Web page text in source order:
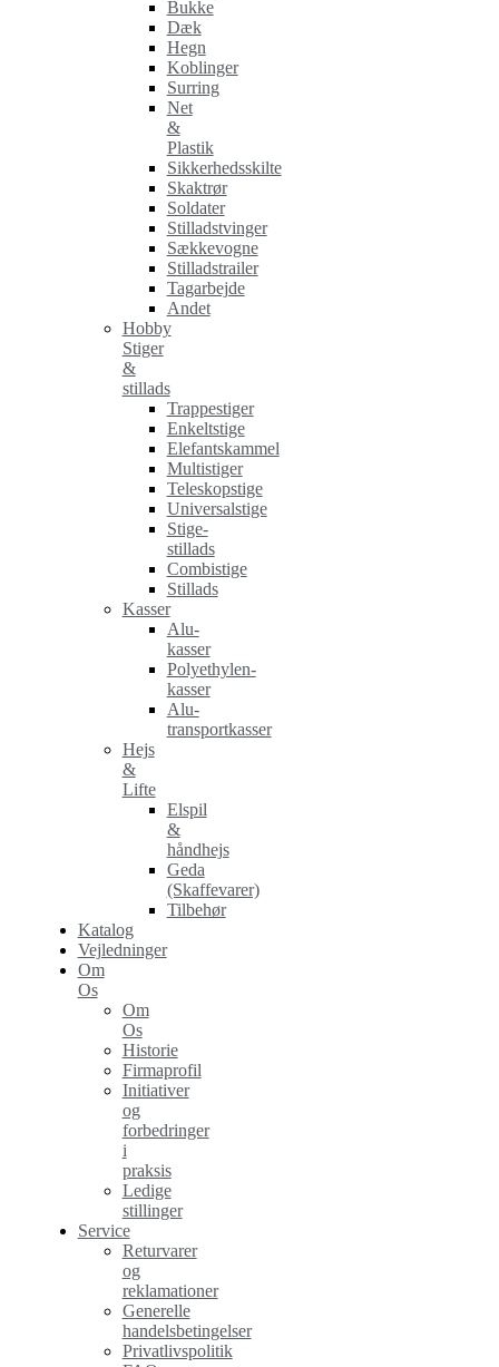
Bukke
Dæk
Hegn
Koblinger
Surring
Net
&
Plastik
Sikkerhedsskilte
Skaktrør
Soldater
Stilladstvinger
Sækkevogne
Stilladstrailer
Tagarbejde
Andet
Hobby
Stiger
&
stillads
Trappestiger
Enkeltstige
Elefantskammel
Multistiger
Teleskopstige
Universalstige
Stige-
stillads
Combistige
Stillads
Kasser
Alu-
kasser
Polyethylen-
kasser
Alu-
transportkasser
Hejs
&
Lifte
Elspil
&
håndhejs
Geda
(Skaffevarer)
Tilbehør
Katalog
Vejledninger
Om
Os
Om
Os
Historie
Firmaprofil
Initiativer
og
forbedringer
i
praksis
Ledige
stillinger
Service
Returvarer
og
reklamationer
Generelle
handelsbetingelser
Privatlivspolitik